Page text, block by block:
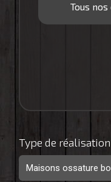
Tous
Type de réalisation
Maisons ossature